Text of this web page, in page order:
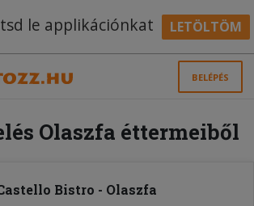
le applikációnkat LETÖLTÖM
BELÉPÉS
Olaszfa éttermeiből
Bistro - Olaszfa